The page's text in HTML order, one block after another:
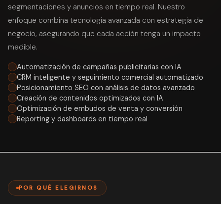
segmentaciones y anuncios en tiempo real. Nuestro
enfoque combina tecnología avanzada con estrategia de
negocio, asegurando que cada acción tenga un impacto
medible.
Automatización de campañas publicitarias con IA
CRM inteligente y seguimiento comercial automatizado
Posicionamiento SEO con análisis de datos avanzado
Creación de contenidos optimizados con IA
Optimización de embudos de venta y conversión
Reporting y dashboards en tiempo real
POR QUÉ ELEGIRNOS